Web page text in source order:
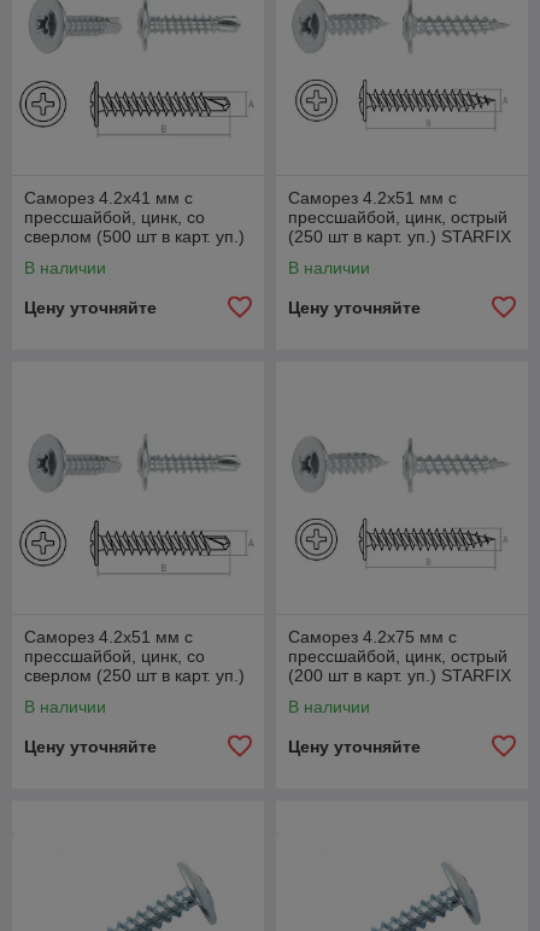
Саморез 4.2х41 мм с
прессшайбой, цинк, со
сверлом (500 шт в карт. уп.)
В наличии
Цену уточняйте
Саморез 4.2х51 мм с
прессшайбой, цинк, острый
(250 шт в карт. уп.) STARFIX
В наличии
Цену уточняйте
Саморез 4.2х51 мм с
прессшайбой, цинк, со
сверлом (250 шт в карт. уп.)
В наличии
Цену уточняйте
Саморез 4.2х75 мм с
прессшайбой, цинк, острый
(200 шт в карт. уп.) STARFIX
В наличии
Цену уточняйте